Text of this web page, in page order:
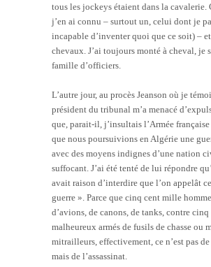
tous les jockeys étaient dans la cavalerie.
j’en ai connu – surtout un, celui dont je
incapable d’inventer quoi que ce soit) –
chevaux. J’ai toujours monté à cheval, je
famille d’officiers.
L’autre jour, au procès Jeanson où je
président du tribunal m’a menacé
que, parait-il, j’insultais l’Armée
que nous poursuivions en Algérie une
avec des moyens indignes d’une nation
suffocant. J’ai été tenté de lui répondre
avait raison d’interdire que l’on appelât
guerre ». Parce que cinq cent mille
d’avions, de canons, de tanks, contre
malheureux armés de fusils de chasse ou
mitrailleurs, effectivement, ce n’est pas
mais de l’assassinat.